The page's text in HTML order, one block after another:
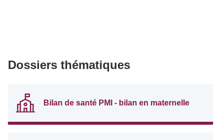
Dossiers thématiques
Bilan de santé PMI - bilan en maternelle